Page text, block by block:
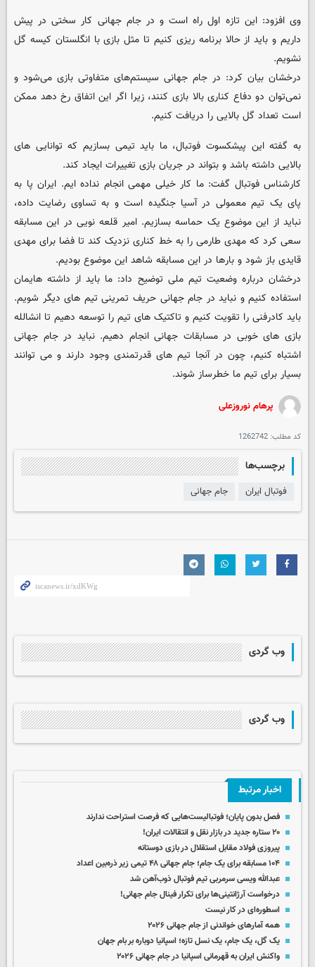
وی افزود: این تازه اول راه است و در جام جهانی کار سختی در پیش
داریم و باید از حالا برنامه ریزی کنیم تا مثل بازی با انگلستان کیسه گل
نشویم.
درخشان بیان کرد: در جام جهانی سیستم‌های متفاوتی بازی می‌شود و
نمی‌توان دو دفاع کناری بالا بازی کنند، زیرا اگر این اتفاق رخ دهد ممکن
است تعداد گل بالایی را دریافت کنیم.
به گفته این پیشکسوت فوتبال، ما باید تیمی بسازیم که توانایی های
بالایی داشته باشد و بتواند در جریان بازی تغییرات ایجاد کند.
کارشناس فوتبال گفت: ما کار خیلی مهمی انجام نداده ایم. ایران پا به
پای یک تیم معمولی در آسیا جنگیده است و به تساوی رضایت داده،
نباید از این موضوع یک حماسه بسازیم. امیر قلعه نویی در این مسابقه
سعی کرد که مهدی طارمی را به خط کناری نزدیک کند تا فضا برای مهدی
قایدی باز شود و بارها در این مسابقه شاهد این موضوع بودیم.
درخشان درباره وضعیت تیم ملی توضیح داد: ما باید از داشته هایمان
استفاده کنیم و نباید در جام جهانی حریف تمرینی تیم های دیگر شویم.
باید کادرفنی را تقویت کنیم و تاکتیک های تیم را توسعه دهیم تا انشالله
بازی های خوبی در مسابقات جهانی انجام دهیم. نباید در جام جهانی
اشتباه کنیم، چون در آنجا تیم های قدرتمندی وجود دارند و می توانند
بسیار برای تیم ما خطرساز شوند.
پرهام نوروزعلی
کد مطلب: 1262742
برچسب‌ها
فوتبال ایران جام جهانی
وب گردی
وب گردی
اخبار مرتبط
فصل بدون پایان؛ فوتبالیست‌هایی که فرصت استراحت ندارند
۲۰ ستاره جدید در بازار نقل و انتقالات ایران!
پیروزی فولاد مقابل استقلال در بازی دوستانه
۱۰۴ مسابقه برای یک جام؛ جام جهانی ۴۸ تیمی زیر ذره‌بین اعداد
عبدالله ویسی سرمربی تیم فوتبال ذوب‌آهن شد
درخواست آرژانتینی‌ها برای تکرار فینال جام جهانی!
اسطوره‌ای در کار نیست
همه آمارهای خواندنی از جام جهانی ۲۰۲۶
یک گل، یک جام، یک نسل تازه؛ اسپانیا دوباره بر بام جهان
واکنش ایران به قهرمانی اسپانیا در جام جهانی ۲۰۲۶